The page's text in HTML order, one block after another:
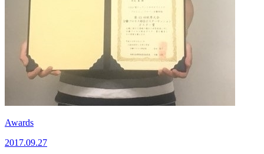
Awards
2017.09.27